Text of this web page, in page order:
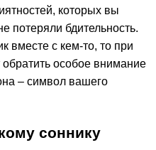
которых вы
потеряли бдительность.
вместе с кем-то, то при
особое внимание
– символ вашего
соннику